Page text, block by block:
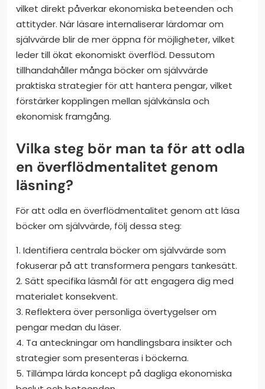
vilket direkt påverkar ekonomiska beteenden och
attityder. När läsare internaliserar lärdomar om
självvärde blir de mer öppna för möjligheter, vilket
leder till ökat ekonomiskt överflöd. Dessutom
tillhandahåller många böcker om självvärde
praktiska strategier för att hantera pengar, vilket
förstärker kopplingen mellan självkänsla och
ekonomisk framgång.
Vilka steg bör man ta för att odla
en överflödmentalitet genom
läsning?
För att odla en överflödmentalitet genom att läsa
böcker om självvärde, följ dessa steg:
1. Identifiera centrala böcker om självvärde som
fokuserar på att transformera pengars tankesätt.
2. Sätt specifika läsmål för att engagera dig med
materialet konsekvent.
3. Reflektera över personliga övertygelser om
pengar medan du läser.
4. Ta anteckningar om handlingsbara insikter och
strategier som presenteras i böckerna.
5. Tillämpa lärda koncept på dagliga ekonomiska